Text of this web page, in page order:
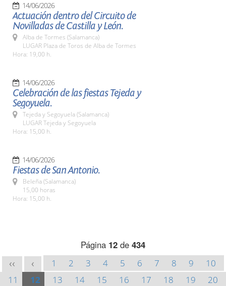
14/06/2026
Actuación dentro del Circuito de
Novilladas de Castilla y León.
Alba de Tormes (Salamanca)
LUGAR Plaza de Toros de Alba de Tormes
Hora: 19,00 h.
14/06/2026
Celebración de las fiestas Tejeda y
Segoyuela.
Tejeda y Segoyuela (Salamanca)
LUGAR Tejeda y Segoyuela
Hora: 15,00 h.
14/06/2026
Fiestas de San Antonio.
Beleña (Salamanca)
15,00 horas
Hora: 15,00 h.
Página 12 de 434
<< < 1 2 3 4 5 6 7 8 9
10
11
12 13 14 15 16 17 18 19
20